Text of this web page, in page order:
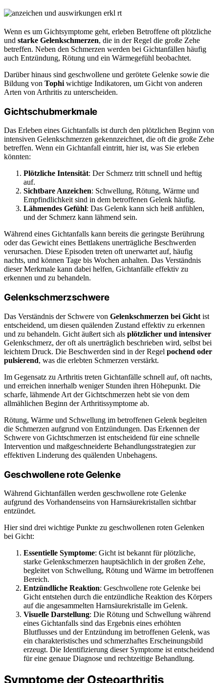
Wenn es um Gichtsymptome geht, erleben Betroffene oft plötzliche
und starke Gelenkschmerzen, die in der Regel die große Zehe
betreffen. Neben den Schmerzen werden bei Gichtanfällen häufig
auch Entzündung, Rötung und ein Wärmegefühl beobachtet.
Darüber hinaus sind geschwollene und gerötete Gelenke sowie die
Bildung von Tophi wichtige Indikatoren, um Gicht von anderen
Arten von Arthritis zu unterscheiden.
Gichtschubmerkmale
Das Erleben eines Gichtanfalls ist durch den plötzlichen Beginn von
intensiven Gelenkschmerzen gekennzeichnet, die oft die große Zehe
betreffen. Wenn ein Gichtanfall eintritt, hier ist, was Sie erleben
könnten:
Plötzliche Intensität: Der Schmerz tritt schnell und heftig
auf.
Sichtbare Anzeichen: Schwellung, Rötung, Wärme und
Empfindlichkeit sind in dem betroffenen Gelenk häufig.
Lähmendes Gefühl: Das Gelenk kann sich heiß anfühlen,
und der Schmerz kann lähmend sein.
Während eines Gichtanfalls kann bereits die geringste Berührung
oder das Gewicht eines Bettlakens unerträgliche Beschwerden
verursachen. Diese Episoden treten oft unerwartet auf, häufig
nachts, und können Tage bis Wochen anhalten. Das Verständnis
dieser Merkmale kann dabei helfen, Gichtanfälle effektiv zu
erkennen und zu behandeln.
Gelenkschmerzschwere
Das Verständnis der Schwere von Gelenkschmerzen bei Gicht ist
entscheidend, um diesen quälenden Zustand effektiv zu erkennen
und zu behandeln. Gicht äußert sich als plötzlicher und intensiver
Gelenkschmerz, der oft als unerträglich beschrieben wird, selbst bei
leichtem Druck. Die Beschwerden sind in der Regel pochend oder
pulsierend, was die erlebten Schmerzen verstärkt.
Im Gegensatz zu Arthritis treten Gichtanfälle schnell auf, oft nachts,
und erreichen innerhalb weniger Stunden ihren Höhepunkt. Die
scharfe, lähmende Art der Gichtschmerzen hebt sie von dem
allmählichen Beginn der Arthritissymptome ab.
Rötung, Wärme und Schwellung im betroffenen Gelenk begleiten
die Schmerzen aufgrund von Entzündungen. Das Erkennen der
Schwere von Gichtschmerzen ist entscheidend für eine schnelle
Intervention und maßgeschneiderte Behandlungsstrategien zur
effektiven Linderung des quälenden Unbehagens.
Geschwollene rote Gelenke
Während Gichtanfällen werden geschwollene rote Gelenke
aufgrund des Vorhandenseins von Harnsäurekristallen sichtbar
entzündet.
Hier sind drei wichtige Punkte zu geschwollenen roten Gelenken
bei Gicht:
Essentielle Symptome: Gicht ist bekannt für plötzliche,
starke Gelenkschmerzen hauptsächlich in der großen Zehe,
begleitet von Schwellung, Rötung und Wärme im betroffenen
Bereich.
Entzündliche Reaktion: Geschwollene rote Gelenke bei
Gicht entstehen durch die entzündliche Reaktion des Körpers
auf die angesammelten Harnsäurekristalle im Gelenk.
Visuelle Darstellung: Die Rötung und Schwellung während
eines Gichtanfalls sind das Ergebnis eines erhöhten
Blutflusses und der Entzündung im betroffenen Gelenk, was
ein charakteristisches und schmerzhaftes Erscheinungsbild
erzeugt. Die Identifizierung dieser Symptome ist entscheidend
für eine genaue Diagnose und rechtzeitige Behandlung.
Symptome der Osteoarthritis